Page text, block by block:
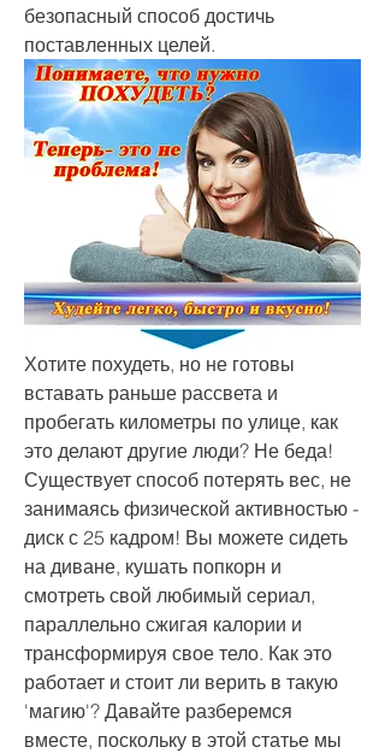
безопасный способ достичь
поставленных целей.
Хотите похудеть, но не готовы
вставать раньше рассвета и
пробегать километры по улице, как
это делают другие люди? Не беда!
Существует способ потерять вес, не
занимаясь физической активностью -
диск с 25 кадром! Вы можете сидеть
на диване, кушать попкорн и
смотреть свой любимый сериал,
параллельно сжигая калории и
трансформируя свое тело. Как это
работает и стоит ли верить в такую
'магию'? Давайте разберемся
вместе, поскольку в этой статье мы